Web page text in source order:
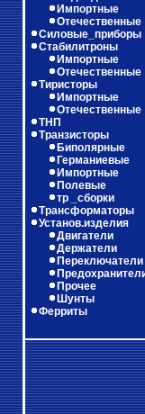
Импортные
Отечественные
Силовые_приборы
Стабилитроны
Импортные
Отечественные
Тиристоры
Импортные
Отечественные
ТНП
Транзисторы
Биполярные
Германиевые
Импортные
Полевые
тр _сборки
Трансформаторы
Установ.изделия
Двигатели
Держатели
Переключатели
Прочее
Шунты
Ферриты